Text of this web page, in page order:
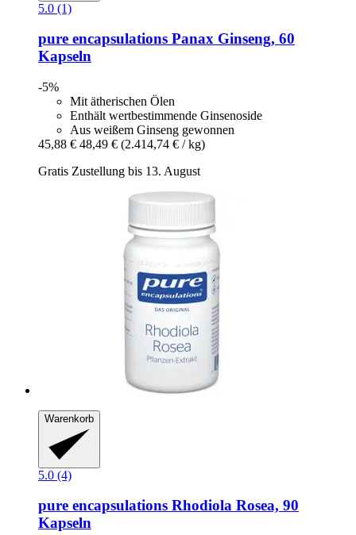
5.0 (1)
pure encapsulations Panax Ginseng, 60
Kapseln
-5%
Mit ätherischen Ölen
Enthält wertbestimmende Ginsenoside
Aus weißem Ginseng gewonnen
45,88 € 48,49 € (2.414,74 € / kg)
Gratis Zustellung bis 13. August
Warenkorb
5.0 (4)
pure encapsulations Rhodiola Rosea, 90
Kapseln